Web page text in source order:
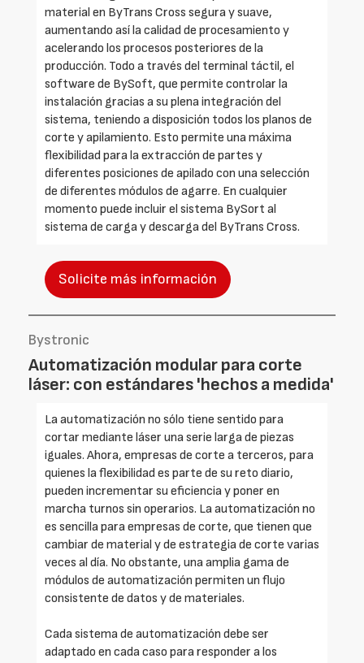
material en ByTrans Cross segura y suave,
aumentando así la calidad de procesamiento y
acelerando los procesos posteriores de la
producción. Todo a través del terminal táctil, el
software de BySoft, que permite controlar la
instalación gracias a su plena integración del
sistema, teniendo a disposición todos los planos de
corte y apilamiento. Esto permite una máxima
flexibilidad para la extracción de partes y
diferentes posiciones de apilado con una selección
de diferentes módulos de agarre. En cualquier
momento puede incluir el sistema BySort al
sistema de carga y descarga del ByTrans Cross.
Solicite más información
Bystronic
Automatización modular para corte
láser: con estándares 'hechos a medida'
La automatización no sólo tiene sentido para
cortar mediante láser una serie larga de piezas
iguales. Ahora, empresas de corte a terceros, para
quienes la flexibilidad es parte de su reto diario,
pueden incrementar su eficiencia y poner en
marcha turnos sin operarios. La automatización no
es sencilla para empresas de corte, que tienen que
cambiar de material y de estrategia de corte varias
veces al día. No obstante, una amplia gama de
módulos de automatización permiten un flujo
consistente de datos y de materiales.
Cada sistema de automatización debe ser
adaptado en cada caso para responder a los